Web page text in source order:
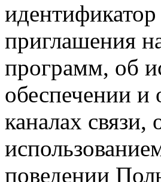
приглашения
программ, об
обеспечении и
каналах
поведении